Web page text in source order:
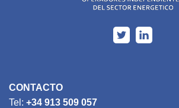
CONTACTO
Tel: +34 913 509 057